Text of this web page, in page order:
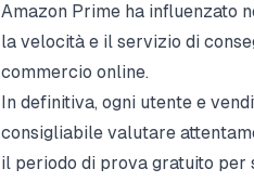
Amazon Prime ha influenzato
la velocità e il servizio di
commercio online.
In definitiva, ogni utente e
consigliabile valutare
il periodo di prova gratuito per